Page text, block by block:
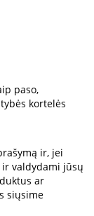
paso,
kortelės
ir, jei
valdydami jūsų
ar
siųsime